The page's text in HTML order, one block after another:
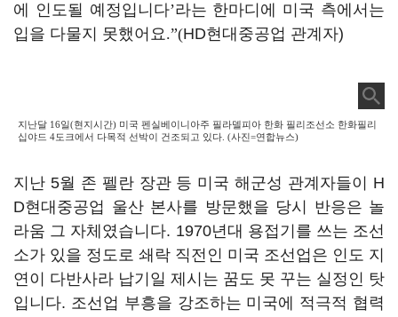
에 인도될 예정입니다’라는 한마디에 미국 측에서는
입을 다물지 못했어요.”(HD현대중공업 관계자)
지난달 16일(현지시간) 미국 펜실베이니아주 필라델피아 한화 필리조선소 한화필리
십야드 4도크에서 다목적 선박이 건조되고 있다. (사진=연합뉴스)
지난 5월 존 펠란 장관 등 미국 해군성 관계자들이 H
D현대중공업 울산 본사를 방문했을 당시 반응은 놀
라움 그 자체였습니다. 1970년대 용접기를 쓰는 조선
소가 있을 정도로 쇄락 직전인 미국 조선업은 인도 지
연이 다반사라 납기일 제시는 꿈도 못 꾸는 실정인 탓
입니다. 조선업 부흥을 강조하는 미국에 적극적 협력